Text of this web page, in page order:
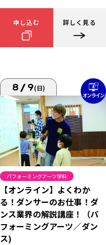
申し込む 詳しく見る
8/9(日)
パフォーミングアーツ学科
【オンライン】よくわか
る！ダンサーのお仕事！ダ
ンス業界の解説講座！（パ
フォーミングアーツ／ダン
ス)